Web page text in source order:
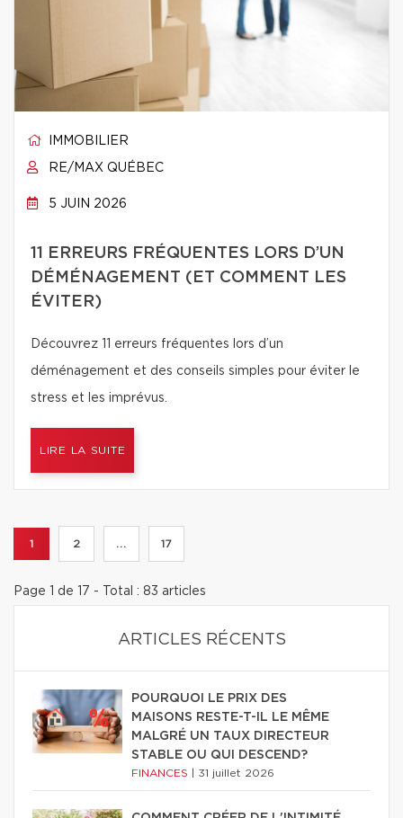
IMMOBILIER
RE/MAX QUÉBEC
5 JUIN 2026
11 ERREURS FRÉQUENTES LORS D’UN
DÉMÉNAGEMENT (ET COMMENT LES
ÉVITER)
Découvrez 11 erreurs fréquentes lors d’un
déménagement et des conseils simples pour éviter le
stress et les imprévus.
LIRE LA SUITE
1 2 ... 17
Page 1 de 17 - Total : 83 articles
ARTICLES RÉCENTS
POURQUOI LE PRIX DES
MAISONS RESTE-T-IL LE MÊME
MALGRÉ UN TAUX DIRECTEUR
STABLE OU QUI DESCEND?
FINANCES 31 juillet 2026